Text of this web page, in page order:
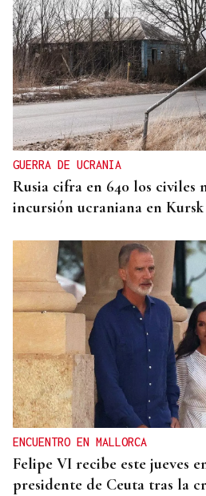
GUERRA DE UCRANIA
Rusia cifra en 640 los civiles
incursión ucraniana en Kursk
ENCUENTRO EN MALLORCA
Felipe VI recibe este jueves
presidente de Ceuta tras la